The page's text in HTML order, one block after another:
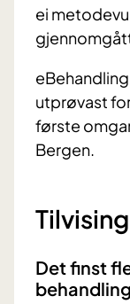
ei
utprøvast
første
Bergen.
Det finst